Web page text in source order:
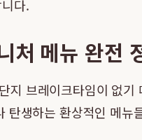
다.
처 메뉴 완전
지 브레이크타임이 없
탄생하는 환상적인 메뉴